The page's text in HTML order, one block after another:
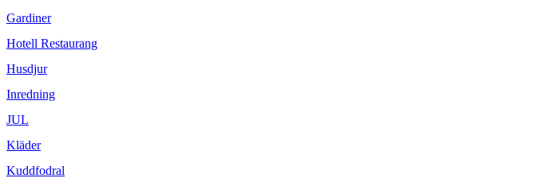
Gardiner
Hotell Restaurang
Husdjur
Inredning
JUL
Kläder
Kuddfodral